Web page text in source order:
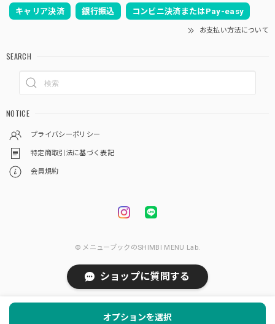
キャリア決済 銀行振込 コンビニ決済またはPay-easy
お支払い方法について
SEARCH
NOTICE
プライバシーポリシー
特定商取引法に基づく表記
会員規約
© メニューブックのSHIMBI MENU Lab.
オプションを選択
ショップに質問する